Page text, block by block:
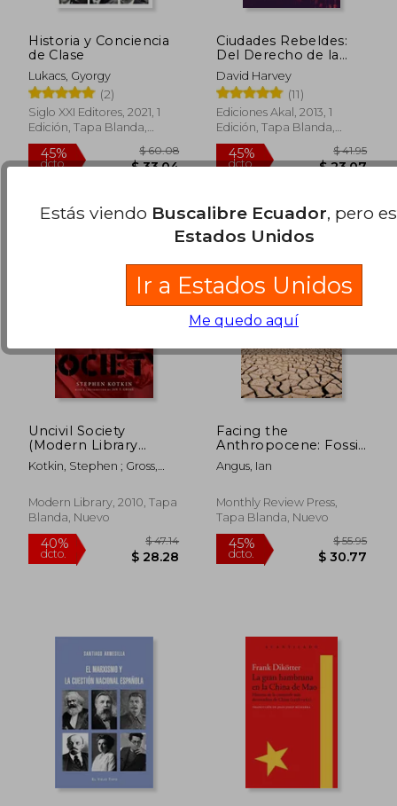
45%
dcto.
$ 39.99 45%
dcto.
$ 19.47
45%
dcto. $
Historia y Conciencia
de Clase
Lukacs, Gyorgy
(2)
Siglo XXI Editores, 2021, 1
Edición, Tapa Blanda,
Nuevo
Ciudades Rebeldes:
Del Derecho de la
Ciudad a la
Revolución Urbana
David Harvey
(11)
Ediciones Akal, 2013, 1
Edición, Tapa Blanda,
Nuevo
Uncivil Society
(Modern Library
Chronicles) (en
Inglés)
Kotkin, Stephen ; Gross,
Modern Library, 2010, Tapa
Blanda, Nuevo
Facing the
Anthropocene: Fossil
Capitalism and the
Crisis of the Earth
Angus, Ian
Monthly Review Press,
Tapa Blanda, Nuevo
Estás viendo Buscalibre Ecuador, pero
Estados Unidos
Ir a Estados Unidos
Me quedo aquí